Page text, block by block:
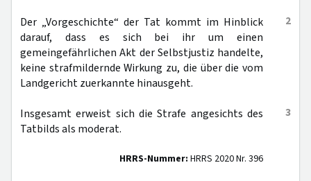
2
Der „Vorgeschichte“ der Tat kommt im Hinblick
darauf, dass es sich bei ihr um einen
gemeingefährlichen Akt der Selbstjustiz handelte,
keine strafmildernde Wirkung zu, die über die vom
Landgericht zuerkannte hinausgeht.
3
Insgesamt erweist sich die Strafe angesichts des
Tatbilds als moderat.
HRRS-Nummer: HRRS 2020 Nr. 396